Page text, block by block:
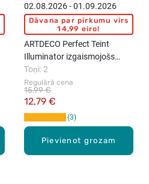
Pievienot grozam
02.08.2026 - 01.09.2026
Dāvana par pirkumu virs
14,99 eiro!
ARTDECO Perfect Teint
Illuminator izgaismojošs
maskējošs krēms, 2ml
Regulārā cena
12,79 €
15,99 €
Toņi: 2
3